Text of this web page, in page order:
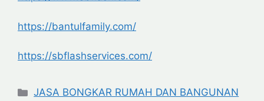
https://bantulfamily.com/
https://sbflashservices.com/
Categories
JASA BONGKAR RUMAH DAN BANGUNAN